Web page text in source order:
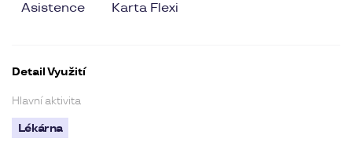
Asistence Karta Flexi
Detail Využití
Hlavní aktivita
Lékárna